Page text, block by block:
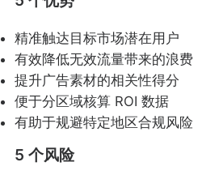
精准触达目标市场潜在用户
有效降低无效流量带来的浪费
提升广告素材的相关性得分
便于分区域核算 ROI 数据
有助于规避特定地区合规风险
5 个风险